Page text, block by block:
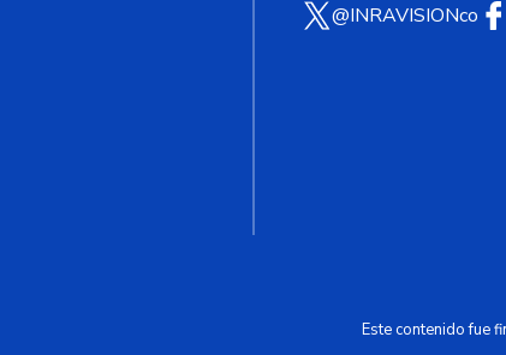
@INRAVISIONco
Este contenido fue